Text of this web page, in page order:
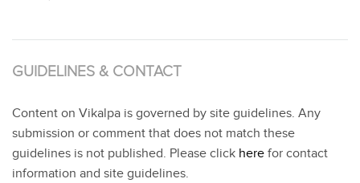
GUIDELINES & CONTACT
Content on Vikalpa is governed by site guidelines. Any
submission or comment that does not match these
guidelines is not published. Please click here for contact
information and site guidelines.